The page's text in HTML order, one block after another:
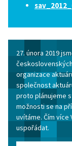
27. února 2019
organizace
společnost
proto plánujeme
možnosti se na
uvítáme. Čím více
uspořádat.